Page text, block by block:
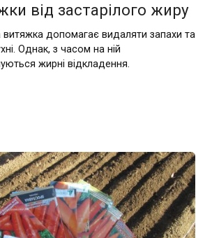
від застарілого жиру
витяжка допомагає видаляти запахи та
Однак, з часом на ній
жирні відкладення.